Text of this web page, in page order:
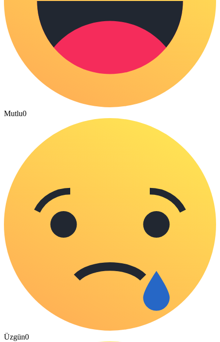
Mutlu0
Üzgün0